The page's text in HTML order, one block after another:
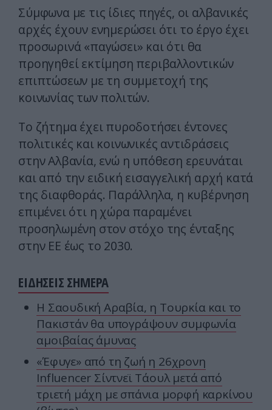
Σύμφωνα με τις ίδιες πηγές, οι αλβανικές
αρχές έχουν ενημερώσει ότι το έργο έχει
προσωρινά «παγώσει» και ότι θα
προηγηθεί εκτίμηση περιβαλλοντικών
επιπτώσεων με τη συμμετοχή της
κοινωνίας των πολιτών.
Το ζήτημα έχει πυροδοτήσει έντονες
πολιτικές και κοινωνικές αντιδράσεις
στην Αλβανία, ενώ η υπόθεση ερευνάται
και από την ειδική εισαγγελική αρχή κατά
της διαφθοράς. Παράλληλα, η κυβέρνηση
επιμένει ότι η χώρα παραμένει
προσηλωμένη στον στόχο της ένταξης
στην ΕΕ έως το 2030.
ΕΙΔΗΣΕΙΣ ΣΗΜΕΡΑ
Η Σαουδική Αραβία, η Τουρκία και το
Πακιστάν θα υπογράψουν συμφωνία
αμοιβαίας άμυνας
«Έφυγε» από τη ζωή η 26χρονη
Ιnfluencer Σίντνεϊ Τάουλ μετά από
τριετή μάχη με σπάνια μορφή καρκίνου